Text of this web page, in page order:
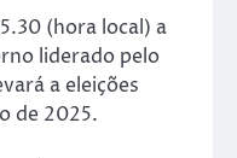
(hora local) a
liderado pelo
a eleições
de 2025.